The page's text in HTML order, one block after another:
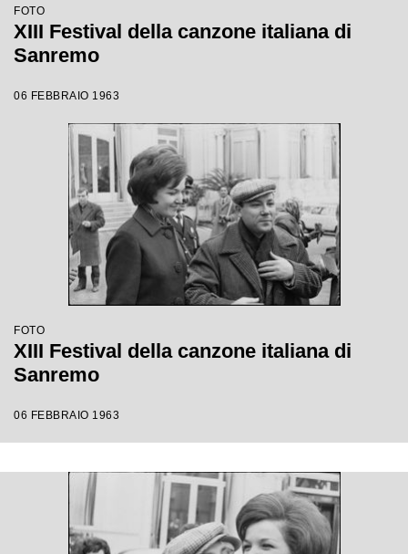
FOTO
XIII Festival della canzone italiana di
Sanremo
06 FEBBRAIO 1963
FOTO
XIII Festival della canzone italiana di
Sanremo
06 FEBBRAIO 1963